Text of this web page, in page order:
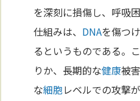
を深刻に損傷し、呼吸
仕組みは、 DNAを傷つ
るというものである。
りか、長期的な健康被
な細胞レベルでの攻撃